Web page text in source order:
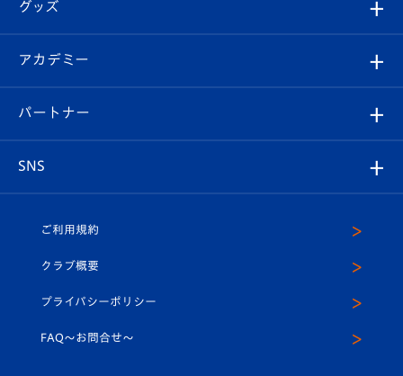
チケット
イベント
メディア
ホームタウン
スタッフプロフィール
マスコット紹介
平和祈念活動
Revive Team
ヴィヴィくんの長崎おもてなしガイド
フォトギャラリー
スタジアムグルメ
V-LOVERS（ファンクラブ）
プレイヤーズスイート
グッズ
オンラインショップ
店舗情報
アカデミー
育成からのお知らせ
U-18
スクール
パートナー
SNS
ヴィヴィくんインスタグラム
公式LINE＠
ご利用規約
クラブ概要
プライバシーポリシー
FAQ〜お問合せ〜